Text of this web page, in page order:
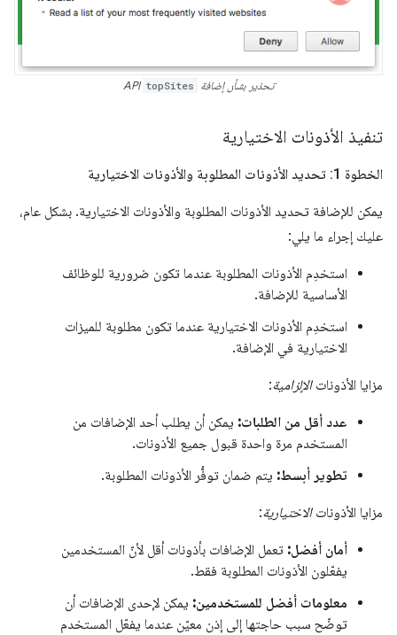
تحذير بشأن إضافة topSites
API
تنفيذ الأذونات الاختيارية
الخطوة 1: تحديد الأذونات المطلوبة والأذونات الاختيارية
يمكن للإضافة تحديد الأذونات المطلوبة والأذونات الاختيارية. بشكل عام،
عليك إجراء ما يلي:
استخدِم الأذونات المطلوبة عندما تكون ضرورية للوظائف
الأساسية للإضافة.
استخدِم الأذونات الاختيارية عندما تكون مطلوبة للميزات
الاختيارية في الإضافة.
مزايا الأذوناتالإلزامية:
عدد أقل من الطلبات: يمكن أن يطلب أحد الإضافات من
المستخدم مرة واحدة قبول جميع الأذونات.
تطوير أبسط: يتم ضمان توفُّر الأذونات المطلوبة.
مزايا الأذوناتالاختيارية:
أمان أفضل: تعمل الإضافات بأذونات أقل لأنّ المستخدمين
يفعّلون الأذونات المطلوبة فقط.
معلومات أفضل للمستخدمين: يمكن لإحدى الإضافات أن
توضّح سبب حاجتها إلى إذن معيّن عندما يفعّل المستخدم